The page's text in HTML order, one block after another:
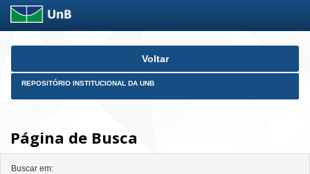
Skip
Voltar
REPOSITÓRIO INSTITUCIONAL DA UNB
Página de Busca
Buscar em: